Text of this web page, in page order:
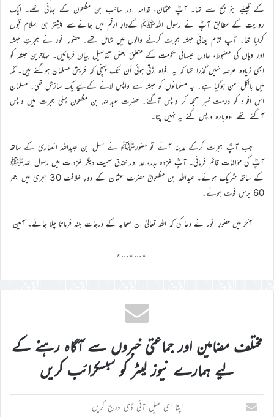
کے قبیلے بنو جمح سے تھا۔ آپؓ عثمان، قدامہ اور سائب بن مظعون کے بھائی تھے۔ ایک
روایت کے مطابق آپؓ نے رسول اللہﷺ کےدارِ ارقم میں جانےسے پیشتر ہی اسلام قبول
کرلیا تھا۔ آپ تمام بھائی حبشہ ہجرت کرنے والوں میں شامل تھے۔ حضورِ انور نے ہجرتِ حبشہ
اور وہاں کی مضبوط، عادل عیسائی حکومت کے متعلق بعض تفاصیل بیان فرمائیں۔ مہاجرینِ حبشہ کو
ابھی زیادہ عرصہ نہیں گذرا تھا کہ یہ افواہ اڑتی ہوئی اُن تک پہنچی کہ قریش مسلمان ہوگئے ہیں۔ مکّہ
میں بالکل امن ہوگیا ہے۔ یہ مسلمانوں کو حبشہ سے واپس لانے کےلیےایک سازش تھی۔ مسلمان
اس افواہ کو درست خبر سمجھ کر واپس آگئے۔ حضرت عبداللہ بن مظعون پہلی ہجرت میں واپس
آگئے تھے ،دوبارہ واپس گئے یہ نہیں پتا۔
جب آپؓ ہجرت کرکے مدینہ آئے تو حضورﷺ نے سہل بن عبیداللہ انصاری کے ساتھ
آپؓ کی مؤاخات قائم فرمائی۔ آپؓ غزوہ بدر،احد اور خندق سمیت دیگر غزوات میں رسول اللہﷺ
کے ساتھ شریک ہوئے۔ عبداللہ بن مظعونؓ حضرت عثمان کے دورِ خلافت 30 ہجری میں بعمر
60 برس فوت ہوئے۔
آخر میں حضورِ انور نے دعا کی کہ اللہ تعالیٰ ان صحابہ کے درجات بلند فرماتا چلا جائے۔ آمین
٭…٭…٭
مختلف مضامین اور جماعتی خبروں سے آگاہ رہنے کے
لیے ہمارے نیوز لیٹر کو سبسکرائب کریں
اپنا
ای